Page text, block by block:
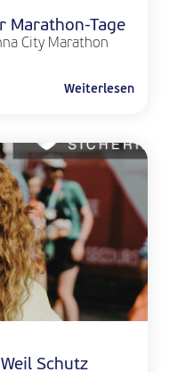
Marathon-Tage
City Marathon
Weiterlesen
Schutz